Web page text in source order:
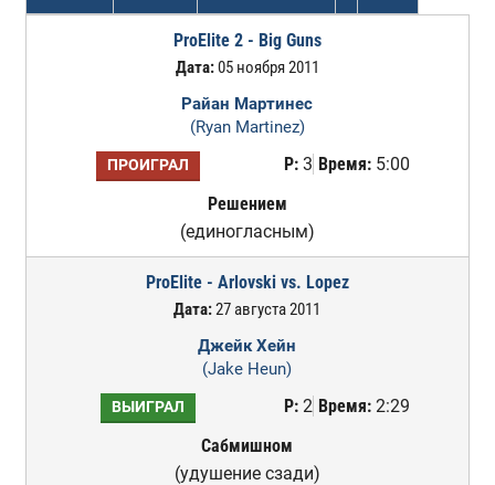
ProElite 2 - Big Guns
Дата:05 ноября 2011
Райан Мартинес
(Ryan Martinez)
ПРОИГРАЛ Р:3 Время:5:00
Решением
(единогласным)
ProElite - Arlovski vs. Lopez
Дата:27 августа 2011
Джейк Хейн
(Jake Heun)
ВЫИГРАЛ Р:2 Время:2:29
Сабмишном
(удушение сзади)